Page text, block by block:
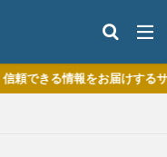
情報をお届けするサイトで